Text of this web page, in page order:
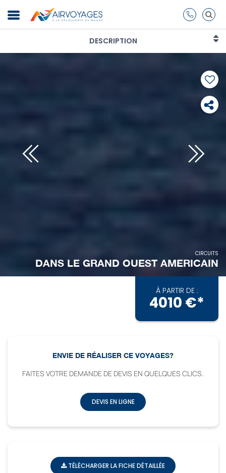
DESCRIPTION
DANS LE GRAND OUEST AMERICAIN
À PARTIR DE :
4010 €*
ENVIE DE RÉALISER CE VOYAGES?
FAITES VOTRE DEMANDE DE DEVIS EN QUELQUES CLICS.
DEVIS EN LIGNE
TÉLÉCHARGER LA FICHE DÉTAILLÉE